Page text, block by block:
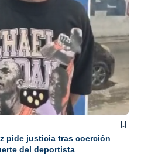
pide justicia tras coerción
del deportista